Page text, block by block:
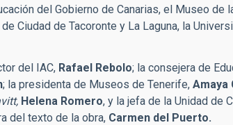
del Gobierno de Canarias, el Museo de
Ciudad de Tacoronte y La Laguna, la
del IAC, Rafael Rebolo; la consejera de
; la presidenta de Museos de Tenerife, Amaya
Helena Romero, y la jefa de la Unidad de
del texto de la obra, Carmen del Puerto.